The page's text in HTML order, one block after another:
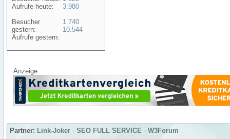
Aufrufe heute:
Besucher
gestern:
Aufrufe gestern:
3.980
1.740
10.544
Anzeige
Partner: Link-Joker - SEO FULL SERVICE - W3Forum